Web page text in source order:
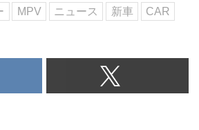
ースとした最先端の内燃機関搭載
モデルを発表する。
MPV ニュース 新車
CAR